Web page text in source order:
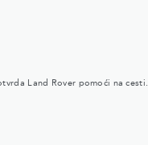
Land Rover pomoći na cesti.